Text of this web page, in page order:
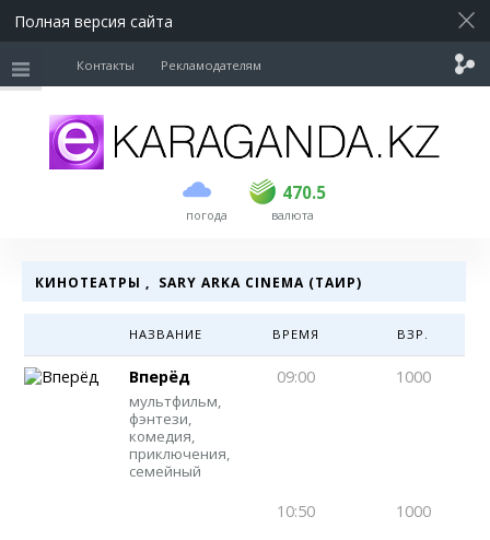
Полная версия сайта
Контакты Рекламодателям
погода
470.5
покупка продажа
USD 468.5 470.5
EUR валюта
КИНОТЕАТРЫ , SARY ARKA CINEMA (ТАИР)
НАЗВАНИЕ ВРЕМЯ ВЗР.
Вперёд
мультфильм,
фэнтези,
комедия,
приключения,
семейный
09:00 1000
10:50
1000